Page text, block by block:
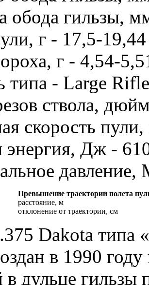
обода гильзы,
г - 17,5-19,44
г - 4,54-
типа - Large Rifle
ствола,
скорость
энергия, Дж -
давление,
Превышение траектории полета
расстояние, м
отклонение от траектории, см
Dakota типа
в 1990
в дульце гильзы